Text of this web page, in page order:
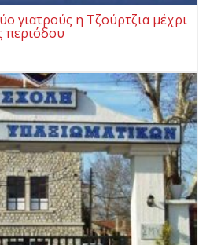
γιατρούς η Τζούρτζια μέχρι
περιόδου